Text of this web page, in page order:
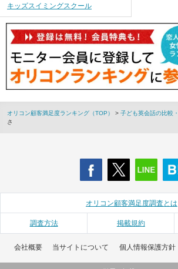
キッズスイミングスクール
オリコン顧客満足度ランキング（TOP） > 子ども英会話の比較
さ
オリコン顧客満足度調査とは
調査方法 掲載規約
会社概要 当サイトについて 個人情報保護方針